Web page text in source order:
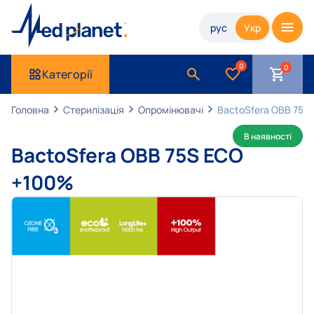
рус Укр
Категорії
0
Головна Стерилізація Опромінювачі BactoSfera OBB 75S
В наявності
BactoSfera OBB 75S ECO
+100%